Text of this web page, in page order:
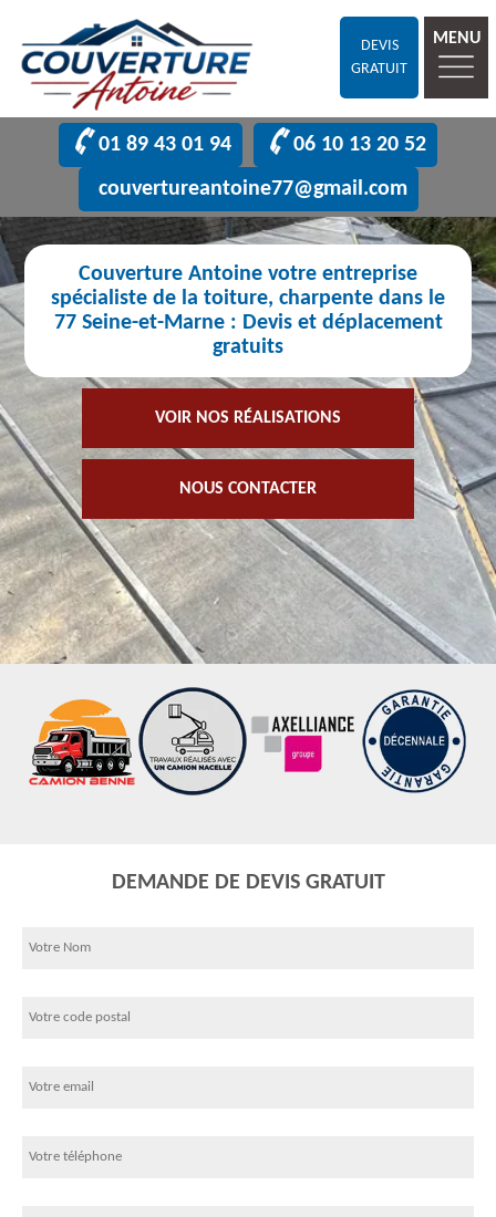
DEVIS
GRATUIT
MENU
01 89 43 01 94
06 10 13 20 52
couvertureantoine77@gmail.com
Couverture Antoine votre entreprise
spécialiste de la toiture, charpente dans le
77 Seine-et-Marne : Devis et déplacement
gratuits
VOIR NOS RÉALISATIONS
NOUS CONTACTER
DEMANDE DE DEVIS GRATUIT